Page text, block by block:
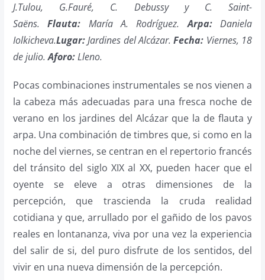
J.Tulou, G.Fauré, C. Debussy y C. Saint-
Saëns.Flauta: María A. Rodríguez.Arpa:Daniela
Iolkicheva.Lugar:Jardines del Alcázar.Fecha: Viernes, 18
de julio.Aforo:Lleno.
Pocas combinaciones instrumentales se nos vienen a
la cabeza más adecuadas para una fresca noche de
verano en los jardines del Alcázar que la de flauta y
arpa. Una combinación de timbres que, si como en la
noche del viernes, se centran en el repertorio francés
del tránsito del siglo XIX al XX, pueden hacer que el
oyente se eleve a otras dimensiones de la
percepción, que trascienda la cruda realidad
cotidiana y que, arrullado por el gañido de los pavos
reales en lontananza, viva por una vez la experiencia
del salir de si, del puro disfrute de los sentidos, del
vivir en una nueva dimensión de la percepción.